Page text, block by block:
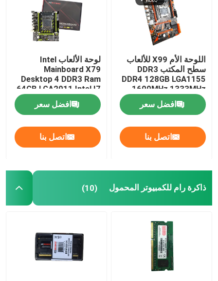
اللوحة الأم X99 للألعاب
سطح المكتب DDR3
DDR4 128GB LGA1155
1600MHz 1333MHz
افضل سعر
اتصل بنا
لوحة الألعاب Intel
Mainboard X79
Desktop 4 DDR3 Ram
64GB LGA2011 Intel I7
Xeon 2011
افضل سعر
اتصل بنا
ذاكرة رام للكمبيوتر المحمول (10)